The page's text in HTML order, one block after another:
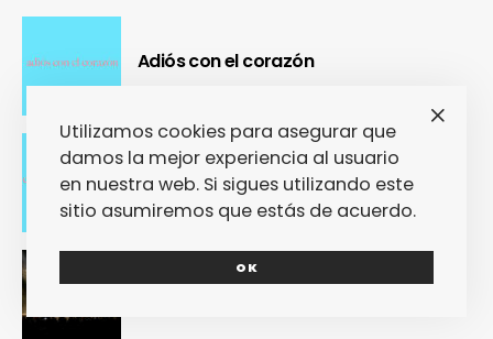
Adiós con el corazón
Se cierra un pedazo de vida
OUR Fest 2024 convirtió a Ourense en
Utilizamos cookies para asegurar que
damos la mejor experiencia al usuario
en nuestra web. Si sigues utilizando este
sitio asumiremos que estás de acuerdo.
OK